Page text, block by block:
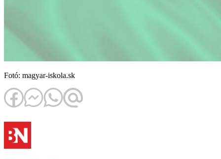
Fotó: magyar-iskola.sk